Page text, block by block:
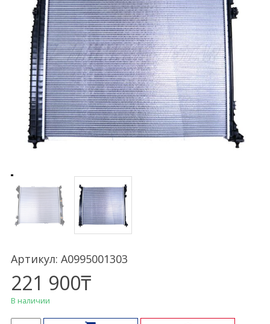
Артикул: A0995001303
221 900₸
В наличии